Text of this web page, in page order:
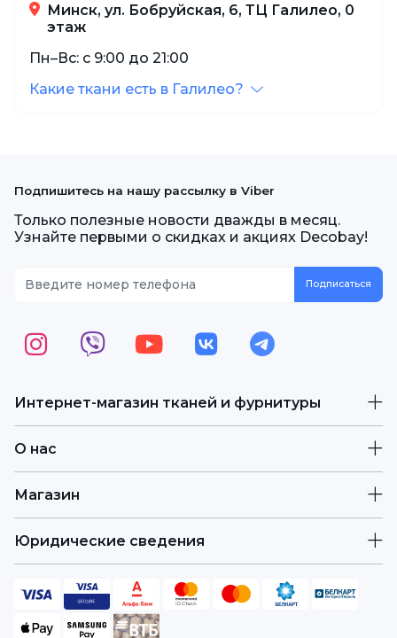
Минск, ул. Бобруйская, 6, ТЦ Галилео, 0
этаж
Пн–Вс: с 9:00 до 21:00
Какие ткани есть в Галилео?
Интернет-магазин тканей и фурнитуры
О нас
Магазин
Юридические сведения
Подпишитесь на нашу рассылку в Viber
Только полезные новости дважды в месяц.
Узнайте первыми о скидках и акциях Decobay!